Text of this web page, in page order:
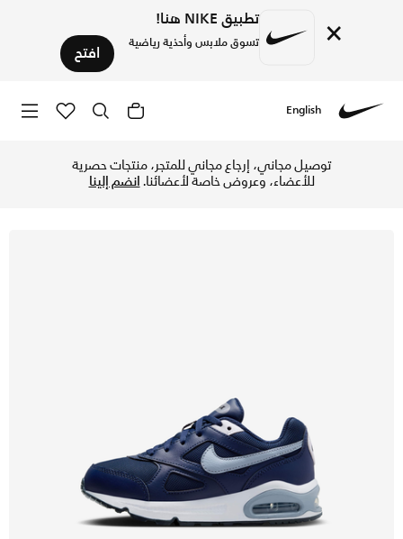
× تطبيق NIKE هنا!
تسوق ملابس وأحذية رياضية افتح
English
توصيل مجاني، إرجاع مجاني للمتجر، منتجات حصرية
للأعضاء، وعروض خاصة لأعضائنا.انضم إلينا